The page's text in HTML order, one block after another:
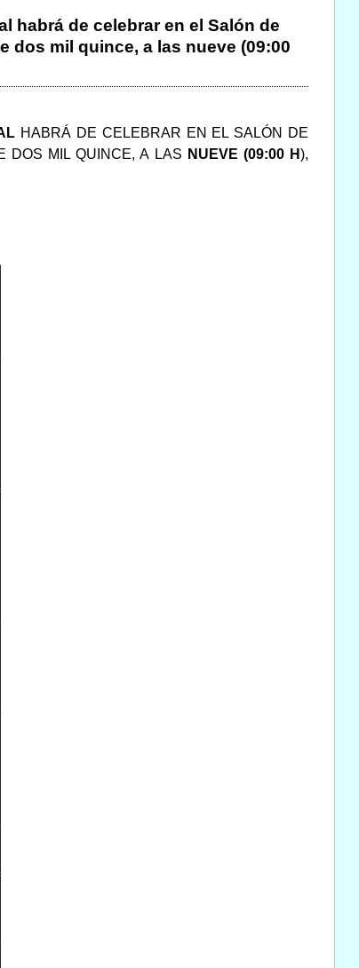
habrá de celebrar en el Salón de
dos mil quince, a las nueve (09:00
HABRÁ DE CELEBRAR EN EL SALÓN DE
DOS MIL QUINCE, A LAS NUEVE (09:00 H),